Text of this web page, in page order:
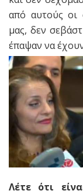
από αυτούς οι
μας, δεν
έπαψαν να
Λέτε ότι